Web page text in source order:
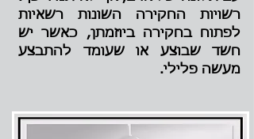
רשויות החקירה השונות רשאיות
לפתוח בחקירה ביוזמתן, כאשר יש
חשד שבוצע או שעומד להתבצע
מעשה פלילי.